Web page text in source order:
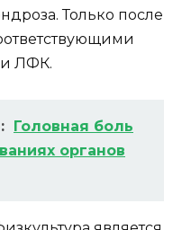
Только после
ЛФК.
Головная боль
органов